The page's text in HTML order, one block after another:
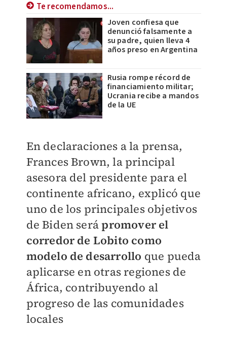
Te recomendamos...
Joven confiesa que
denunció falsamente a
su padre, quien lleva 4
años preso en Argentina
Rusia rompe récord de
financiamiento militar;
Ucrania recibe a mandos
de la UE
En declaraciones a la prensa,
Frances Brown, la principal
asesora del presidente para el
continente africano, explicó que
uno de los principales objetivos
de Biden serápromover el
corredor de Lobito como
modelo de desarrollo que pueda
aplicarse en otras regiones de
África, contribuyendo al
progreso de las comunidades
locales